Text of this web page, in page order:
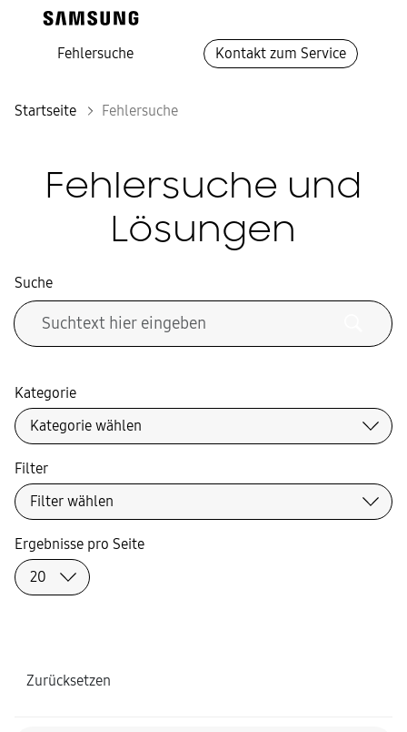
Fehlersuche Kontakt zum Service
Startseite Fehlersuche
Fehlersuche und
Lösungen
Suche
Kategorie
Filter
Zurücksetzen
Ergebnisse pro Seite